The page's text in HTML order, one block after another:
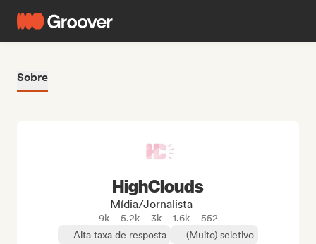
Sobre
HighClouds
Mídia/Jornalista
9k 5.2k 3k 1.6k
552
Alta taxa de resposta
(Muito) seletivo